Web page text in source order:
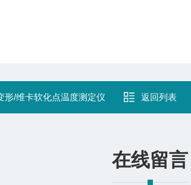
形/维卡软化点温度测定仪 返回列表
在线留言